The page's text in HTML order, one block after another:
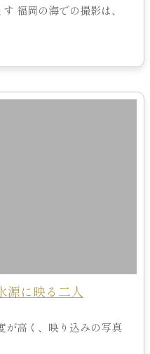
福岡の海での撮影は、
源に映る二人
が高く、映り込みの写真